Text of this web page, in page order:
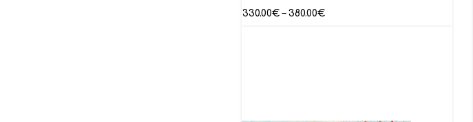
330.00€ – 380.00€